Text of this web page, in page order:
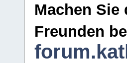
Machen Sie
Freunden